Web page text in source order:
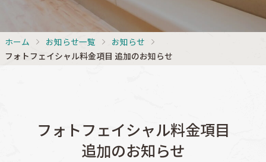
ホーム お知らせ一覧
お知らせ
フォトフェイシャル料金項目 追加のお知らせ
フォトフェイシャル料金項目
追加のお知らせ